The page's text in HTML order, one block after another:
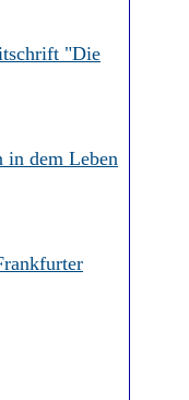
"Die
in dem Leben